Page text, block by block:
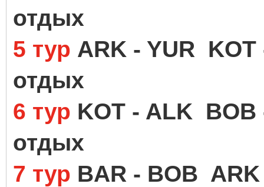
отдых
5 тур ARK - YUR
отдых
6 тур KOT - ALK
отдых
7 тур BAR - BOB